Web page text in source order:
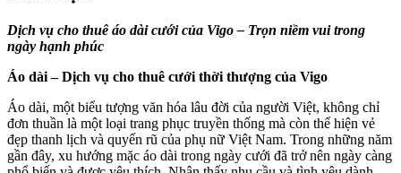
Dịch vụ cho thuê áo dài cưới của Vigo – Trọn niềm vui trong
ngày hạnh phúc
Áo dài – Dịch vụ cho thuê cưới thời thượng của Vigo
Áo dài, một biểu tượng văn hóa lâu đời của người Việt, không chỉ
đơn thuần là một loại trang phục truyền thống mà còn thể hiện vẻ
đẹp thanh lịch và quyến rũ của phụ nữ Việt Nam. Trong những năm
gần đây, xu hướng mặc áo dài trong ngày cưới đã trở nên ngày càng